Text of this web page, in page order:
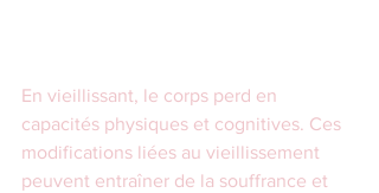
En vieillissant, le corps perd en
capacités physiques et cognitives. Ces
modifications liées au vieillissement
peuvent entraîner de la souffrance et